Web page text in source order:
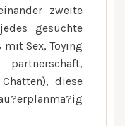
zweite
gesuchte
Sex, Toying
partnerschaft,
diese